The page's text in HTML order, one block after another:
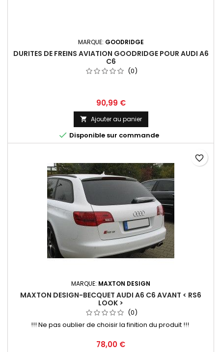
MARQUE: GOODRIDGE
DURITES DE FREINS AVIATION GOODRIDGE POUR AUDI A6
C6
(0)
Prix
90,99 €
 Ajouter au panier
 Disponible sur commande
MARQUE: MAXTON DESIGN
MAXTON DESIGN-BECQUET AUDI A6 C6 AVANT < RS6
LOOK >
(0)
!!! Ne pas oublier de choisir la finition du produit !!!
Prix
78,00 €
favorite_border